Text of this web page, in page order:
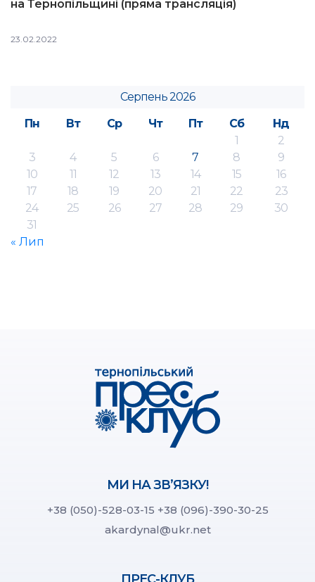
на Тернопільщині (пряма трансляція)
23.02.2022
Серпень 2026
Пн
Вт Ср Чт Пт Сб
Нд
1
2
3
4 5 6 7 8
9
10
11 12 13 14 15
16
17
18 19 20 21 22
23
24
25 26 27 28 29
30
31
« Лип
МИ НА ЗВ’ЯЗКУ!
+38 (050)-528-03-15 +38 (096)-390-30-25
akardynal@ukr.net